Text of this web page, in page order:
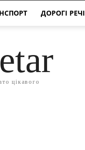
ДОРОГІ РЕЧІ
цікавого